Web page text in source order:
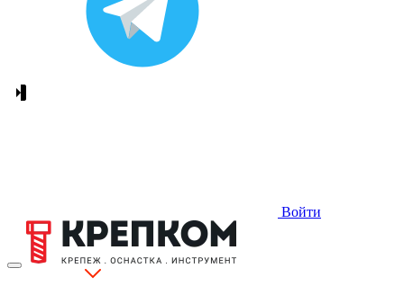
Войти